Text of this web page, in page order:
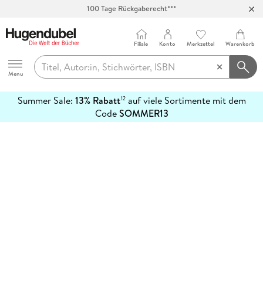
100 Tage Rückgaberecht***
Hugendubel
Menu
Filiale Konto Merkzettel Warenkorb
Summer Sale: 13% Rabatt12auf viele Sortimente mit dem
CodeSOMMER13
erfahren